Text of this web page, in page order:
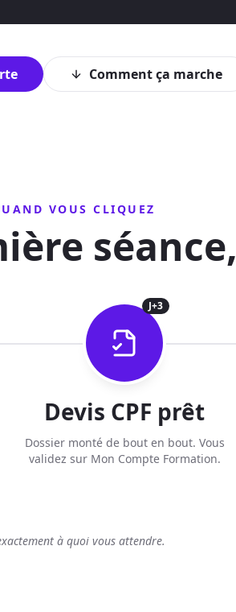
Comment ça marche
VOUS CLIQUEZ
séance,
J+3
Devis CPF prêt
Dossier monté de bout en bout. Vous
validez sur Mon Compte Formation.
à quoi vous attendre.